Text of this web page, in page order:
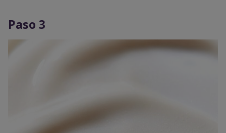
Paso 3